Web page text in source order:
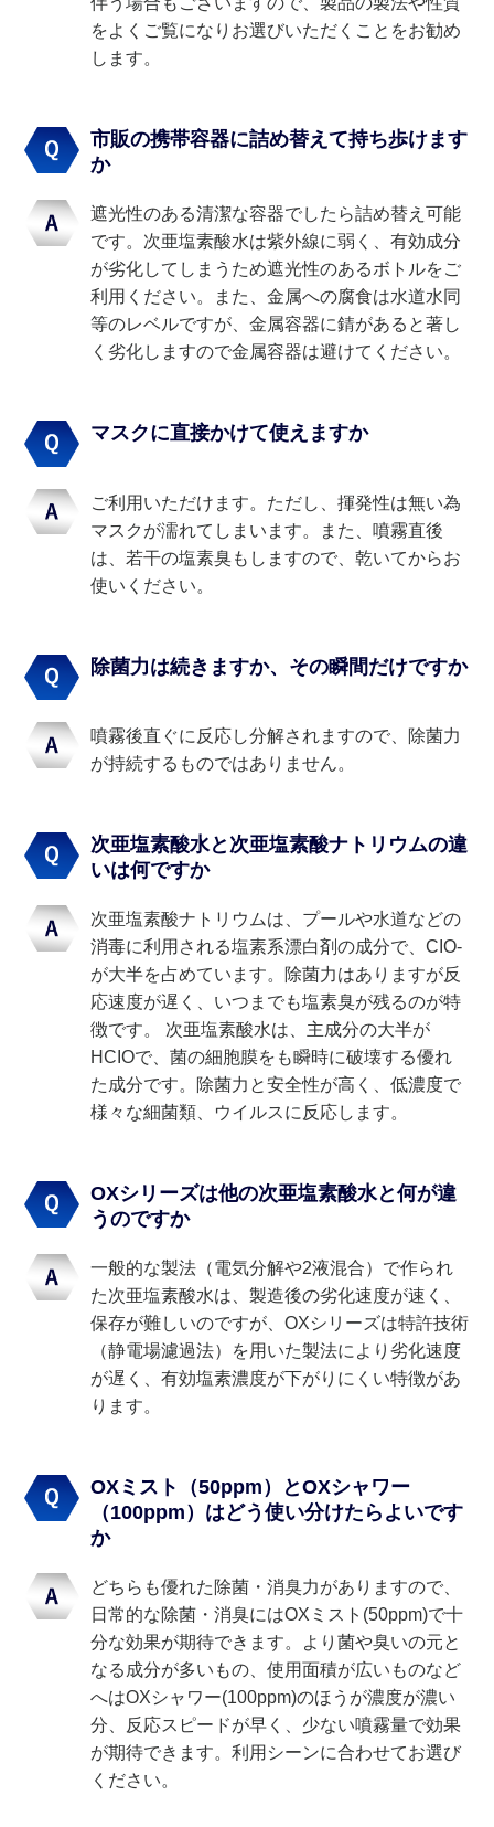
をよくご覧になりお選びいただくことをお勧め
します。
市販の携帯容器に詰め替えて持ち歩けます
か
遮光性のある清潔な容器でしたら詰め替え可能
です。次亜塩素酸水は紫外線に弱く、有効成分
が劣化してしまうため遮光性のあるボトルをご
利用ください。また、金属への腐食は水道水同
等のレベルですが、金属容器に錆があると著し
く劣化しますので金属容器は避けてください。
マスクに直接かけて使えますか
ご利用いただけます。ただし、揮発性は無い為
マスクが濡れてしまいます。また、噴霧直後
は、若干の塩素臭もしますので、乾いてからお
使いください。
除菌力は続きますか、その瞬間だけですか
噴霧後直ぐに反応し分解されますので、除菌力
が持続するものではありません。
次亜塩素酸水と次亜塩素酸ナトリウムの違
いは何ですか
次亜塩素酸ナトリウムは、プールや水道などの
消毒に利用される塩素系漂白剤の成分で、CIO-
が大半を占めています。除菌力はありますが反
応速度が遅く、いつまでも塩素臭が残るのが特
徴です。 次亜塩素酸水は、主成分の大半が
HCIOで、菌の細胞膜をも瞬時に破壊する優れ
た成分です。除菌力と安全性が高く、低濃度で
様々な細菌類、ウイルスに反応します。
OXシリーズは他の次亜塩素酸水と何が違
うのですか
一般的な製法（電気分解や2液混合）で作られ
た次亜塩素酸水は、製造後の劣化速度が速く、
保存が難しいのですが、OXシリーズは特許技術
（静電場濾過法）を用いた製法により劣化速度
が遅く、有効塩素濃度が下がりにくい特徴があ
ります。
OXミスト（50ppm）とOXシャワー
（100ppm）はどう使い分けたらよいです
か
どちらも優れた除菌・消臭力がありますので、
日常的な除菌・消臭にはOXミスト(50ppm)で十
分な効果が期待できます。より菌や臭いの元と
なる成分が多いもの、使用面積が広いものなど
へはOXシャワー(100ppm)のほうが濃度が濃い
分、反応スピードが早く、少ない噴霧量で効果
が期待できます。利用シーンに合わせてお選び
ください。